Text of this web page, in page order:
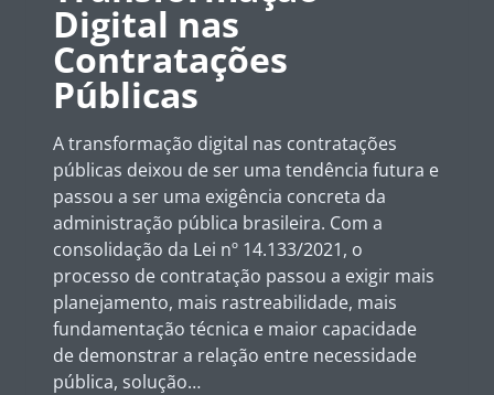
Digital nas
Contratações
Públicas
A transformação digital nas contratações
públicas deixou de ser uma tendência futura e
passou a ser uma exigência concreta da
administração pública brasileira. Com a
consolidação da Lei nº 14.133/2021, o
processo de contratação passou a exigir mais
planejamento, mais rastreabilidade, mais
fundamentação técnica e maior capacidade
de demonstrar a relação entre necessidade
pública, solução…